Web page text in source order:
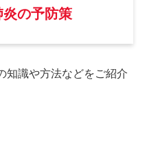
の予防策
知識や方法などをご紹介